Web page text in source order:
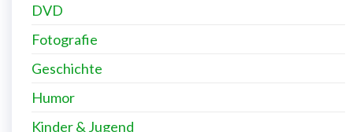
DVD
Fotografie
Geschichte
Humor
Kinder & Jugend